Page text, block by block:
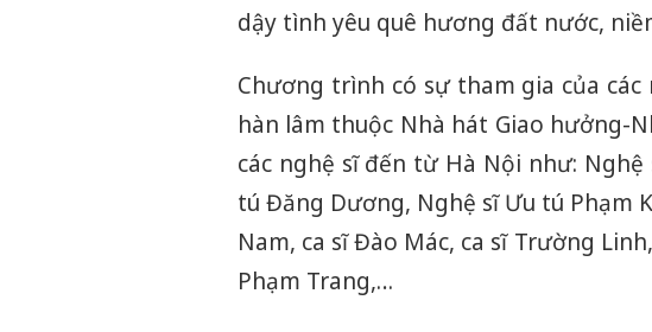
dậy tình yêu quê hương đất nước,
Chương trình có sự tham gia của
hàn lâm thuộc Nhà hát Giao hưởng-
các nghệ sĩ đến từ Hà Nội như:
tú Đăng Dương, Nghệ sĩ Ưu tú Phạm
Nam, ca sĩ Đào Mác, ca sĩ Trường
Phạm Trang,…